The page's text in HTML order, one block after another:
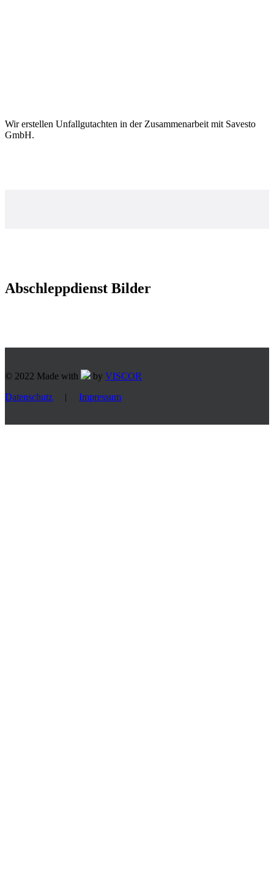
Wir erstellen Unfallgutachten in der Zusammenarbeit mit Savesto
GmbH.
Abschleppdienst Bilder
© 2022 Made with by VISCOR
Datenschutz | Impressum